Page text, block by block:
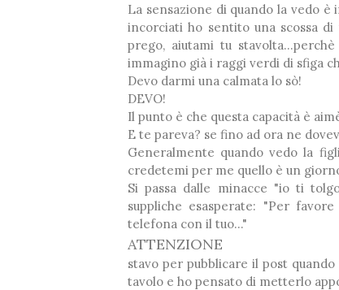
La sensazione di quando la vedo
incorciati ho sentito una scossa
prego, aiutami tu
immagino già i raggi verdi di sfiga
Devo darmi una calmata lo sò!
DEVO!
Il punto è che questa capacità è
E te pareva? se fino ad ora ne
Generalmente quando vedo la
credetemi per me quello è un
Si passa dalle minacce "io ti
suppliche esasperate: "Per
telefona con il tuo..."
ATTENZIONE
stavo per pubblicare il post
tavolo e ho pensato di metterlo